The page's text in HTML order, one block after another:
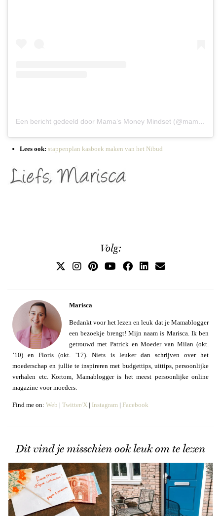
Een bericht gedeeld door Mama’s Money Mindset (@mamsmoneymindset)
Lees ook: stappenplan kasboek maken van het Nibud
Volg:
Marisca
Bedankt voor het lezen en leuk dat je Mamablogger
een bezoekje brengt! Mijn naam is Marisca. Ik ben
getrouwd met Patrick en Moeder van Milan (okt.
’10) en Floris (okt. ’17). Niets is leuker dan schrijven over het
moederschap en jullie te inspireren met budgettips, uittips, persoonlijke
verhalen etc. Kortom, Mamablogger is het meest persoonlijke online
magazine voor moeders.
Find me on: Web | Twitter/X | Instagram | Facebook
Dit vind je misschien ook leuk om te lezen